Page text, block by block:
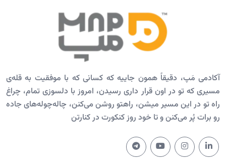
آکادمی مَپ، دقیقاً همون جاییه که کسانی که با موفقیت به قله‌ی
مسیری که تو در اون قرار داری رسیدن، امروز با دلسوزی تمام، چراغ
راه تو در این مسیر میشن، راهتو روشن می‌کنن، چاله‌چوله‌های جاده
رو برات پُر می‌کنن و تا خود روز کنکورت در کنارتن